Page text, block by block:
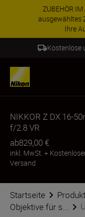
ZUBEHÖR
ausgewähltes
Ihre
Kostenlose
NIKKOR Z DX 16-
f/2.8 VR
ab829,00 €
inkl. MwSt. +
Versand
Startseite
Objektive für s...